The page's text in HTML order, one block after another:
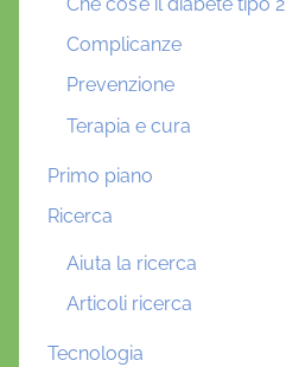
Complicanze
Prevenzione
Terapia e cura
Primo piano
Ricerca
Aiuta la ricerca
Articoli ricerca
Tecnologia